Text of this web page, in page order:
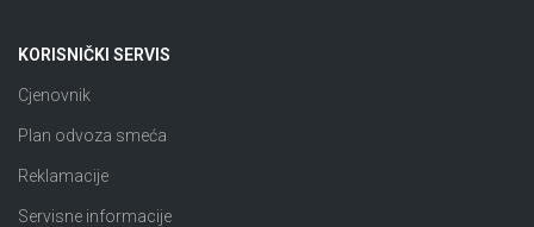
KORISNIČKI SERVIS
Cjenovnik
Plan odvoza smeća
Reklamacije
Servisne informacije